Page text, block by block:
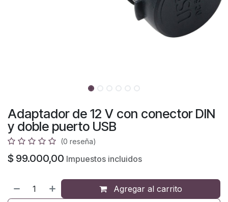
Adaptador de 12 V con conector DIN
y doble puerto USB
(0 reseña)
$ 99.000,00 Impuestos incluidos
Agregar al carrito